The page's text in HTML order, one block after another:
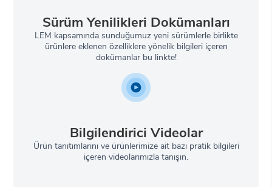
Sürüm Yenilikleri Dokümanları
LEM kapsamında sunduğumuz yeni sürümlerle birlikte
ürünlere eklenen özelliklere yönelik bilgileri içeren
dokümanlar bu linkte!
Bilgilendirici Videolar
Ürün tanıtımlarını ve ürünlerimize ait bazı pratik bilgileri
içeren videolarımızla tanışın.